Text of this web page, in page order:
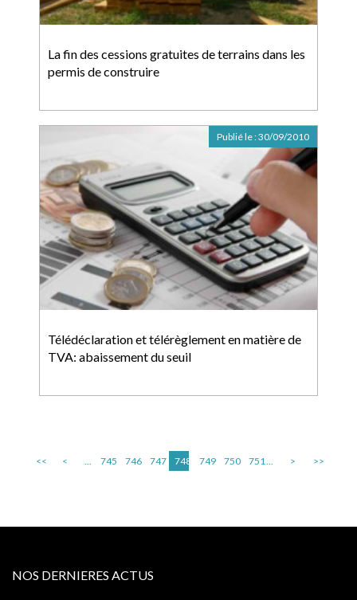
La fin des cessions gratuites de terrains dans les
permis de construire
Télédéclaration et télérèglement en matière de
TVA: abaissement du seuil
Publié le :30/09/2010
<< < ... 745 746 747 748 749 750 751... > >>
NOS DERNIERES ACTUS